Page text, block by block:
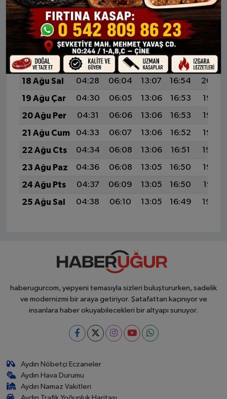
14 Ağu Cum
04:23 06:00 13:07 16:57
20:05
15 Ağu Cts
04:24 06:01 13:07 16:56
16 Ağu Paz
04:26 06:02 13:07 16:55
17 Ağu Pts
04:27 06:03 13:07 16:55
20:01
18 Ağu Sal
04:28 06:04 13:07 16:54
20:00
19 Ağu Çar
04:30 06:05 13:06 16:53
19:58
20 Ağu Per
04:31 06:06 13:06 16:53
19:57
21 Ağu Cum
04:33 06:07 13:06 16:52
19:55
22 Ağu Cts
04:34 06:08 13:06 16:51
19:54
23 Ağu Paz
04:36 06:08 13:05 16:50
19:52
24 Ağu Pts
04:37 06:09 13:05 16:50
19:51
25 Ağu Sal
04:38 06:10 13:05 16:49 19:49
haberugurcom, yepyeni temasıyla sizleri buluştururken, sadelik
ve modernizmi bir araya getiriyor. Şatafattan kaçınıyor ve
insanlara haber okuyabilecekleri bir altyapı sunuyor.
Aydın Nöbetçi Eczaneler
Aydın Hava Durumu
Aydın Namaz Vakitleri